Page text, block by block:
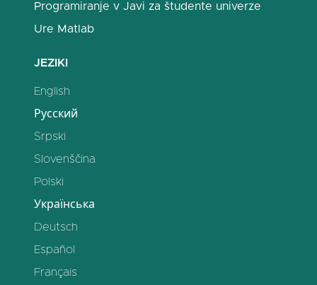
Programiranje v Javi za študente univerze
Ure Matlab
JEZIKI
English
Русский
Srpski
Slovenščina
Polski
Українська
Deutsch
Español
Français